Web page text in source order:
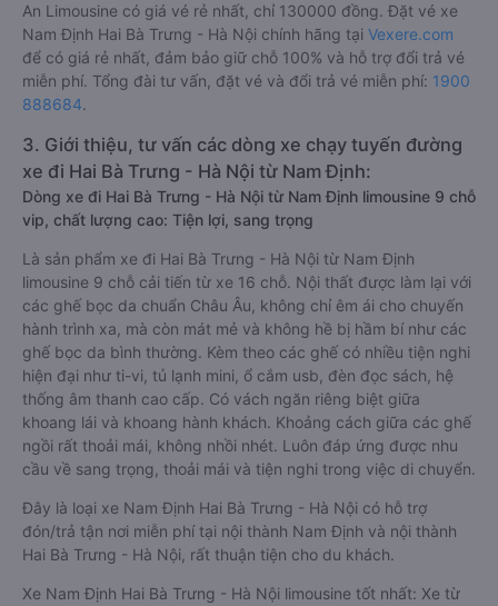
An Limousine có giá vé rẻ nhất, chỉ 130000 đồng. Đặt vé xe
Nam Định Hai Bà Trưng - Hà Nội chính hãng tại Vexere.com
để có giá rẻ nhất, đảm bảo giữ chỗ 100% và hỗ trợ đổi trả vé
miễn phí. Tổng đài tư vấn, đặt vé và đổi trả vé miễn phí: 1900
888684.
3. Giới thiệu, tư vấn các dòng xe chạy tuyến đường
xe đi Hai Bà Trưng - Hà Nội từ Nam Định:
Dòng xe đi Hai Bà Trưng - Hà Nội từ Nam Định limousine 9 chỗ
vip, chất lượng cao: Tiện lợi, sang trọng
Là sản phẩm xe đi Hai Bà Trưng - Hà Nội từ Nam Định
limousine 9 chỗ cải tiến từ xe 16 chỗ. Nội thất được làm lại với
các ghế bọc da chuẩn Châu Âu, không chỉ êm ái cho chuyến
hành trình xa, mà còn mát mẻ và không hề bị hầm bí như các
ghế bọc da bình thường. Kèm theo các ghế có nhiều tiện nghi
hiện đại như ti-vi, tủ lạnh mini, ổ cắm usb, đèn đọc sách, hệ
thống âm thanh cao cấp. Có vách ngăn riêng biệt giữa
khoang lái và khoang hành khách. Khoảng cách giữa các ghế
ngồi rất thoải mái, không nhồi nhét. Luôn đáp ứng được nhu
cầu về sang trọng, thoải mái và tiện nghi trong việc di chuyển.
Đây là loại xe Nam Định Hai Bà Trưng - Hà Nội có hỗ trợ
đón/trả tận nơi miễn phí tại nội thành Nam Định và nội thành
Hai Bà Trưng - Hà Nội, rất thuận tiện cho du khách.
Xe Nam Định Hai Bà Trưng - Hà Nội limousine tốt nhất: Xe từ